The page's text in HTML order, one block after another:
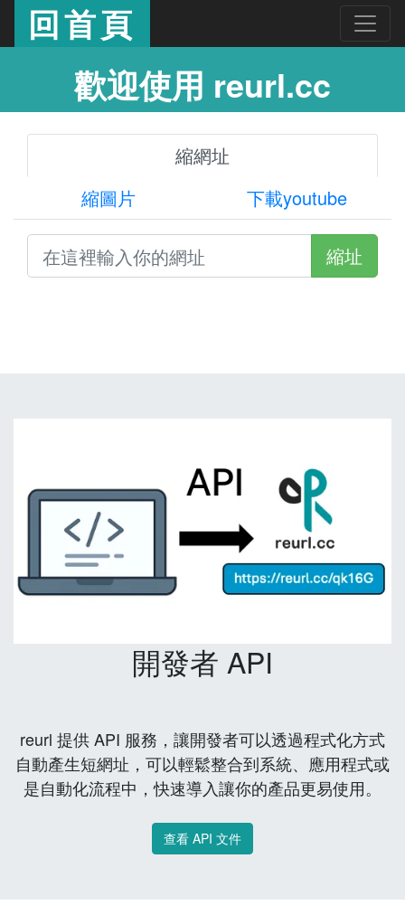
回首頁
歡迎使用 reurl.cc
縮網址
縮圖片
下載youtube
縮址
開發者 API
reurl 提供 API 服務，讓開發者可以透過程式化方式
自動產生短網址，可以輕鬆整合到系統、應用程式或
是自動化流程中，快速導入讓你的產品更易使用。
查看 API 文件